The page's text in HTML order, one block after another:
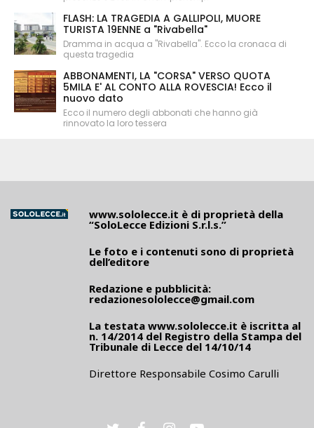
FLASH: LA TRAGEDIA A GALLIPOLI, MUORE
TURISTA 19ENNE a "Rivabella"
Dramma in acqua a "Rivabella". Ecco la cronaca di
questa tragedia
ABBONAMENTI, LA "CORSA" VERSO QUOTA
5MILA E' AL CONTO ALLA ROVESCIA! Ecco il
nuovo dato
Ecco il numero degli abbonati che hanno già
rinnovato la loro tessera
www.sololecce.it è di proprietà della
“SoloLecce Edizioni S.r.l.s.”
Le foto e i contenuti sono di proprietà
dell’editore
Redazione e pubblicità:
redazionesololecce@gmail.com
La testata www.sololecce.it è iscritta al
n. 14/2014 del Registro della Stampa del
Tribunale di Lecce del 14/10/14
Direttore Responsabile Cosimo Carulli